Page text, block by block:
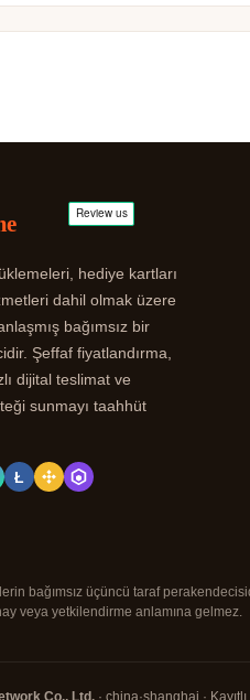
hediye kartları
dahil olmak üzere
bağımsız bir
Şeffaf fiyatlandırma,
dijital teslimat ve
sunmayı taahhüt
Ł
bağımsız üçüncü taraf
veya yetkilendirme anlamına gelmez.
Co., Ltd. · china·shanghai ·